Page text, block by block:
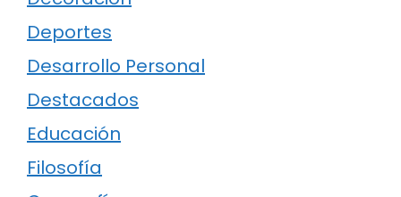
Deportes
Desarrollo Personal
Destacados
Educación
Filosofía